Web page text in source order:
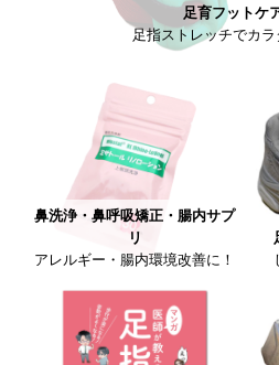
足育フットケ
足指ストレッチでカラ
鼻洗浄・鼻呼吸矯正・腸内サプ
リ
アレルギー・腸内環境改善に！